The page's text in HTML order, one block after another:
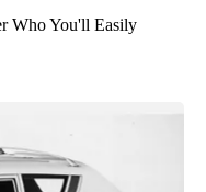
Who You'll Easily